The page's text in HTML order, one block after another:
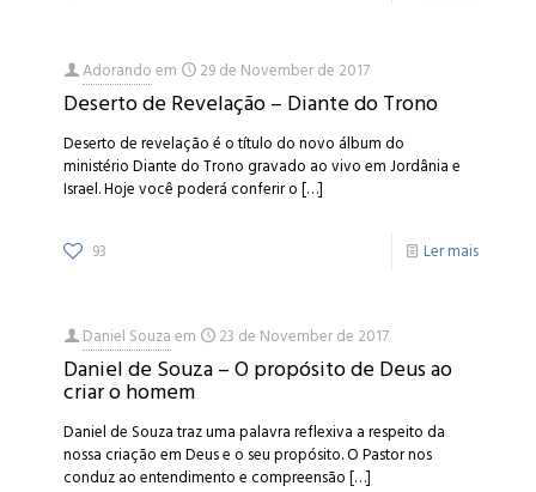
Adorandoem 29 de November de 2017
Deserto de Revelação – Diante do Trono
Deserto de revelação é o título do novo álbum do
ministério Diante do Trono gravado ao vivo em Jordânia e
Israel. Hoje você poderá conferir o[…]
93 Ler mais
Daniel Souzaem 23 de November de 2017
Daniel de Souza – O propósito de Deus ao
criar o homem
Daniel de Souza traz uma palavra reflexiva a respeito da
nossa criação em Deus e o seu propósito. O Pastor nos
conduz ao entendimento e compreensão[…]